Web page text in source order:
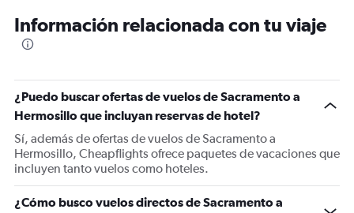
Información relacionada con tu viaje
¿Puedo buscar ofertas de vuelos de Sacramento a
Hermosillo que incluyan reservas de hotel?
Sí, además de ofertas de vuelos de Sacramento a
Hermosillo, Cheapflights ofrece paquetes de vacaciones que
incluyen tanto vuelos como hoteles.
¿Cómo busco vuelos directos de Sacramento a